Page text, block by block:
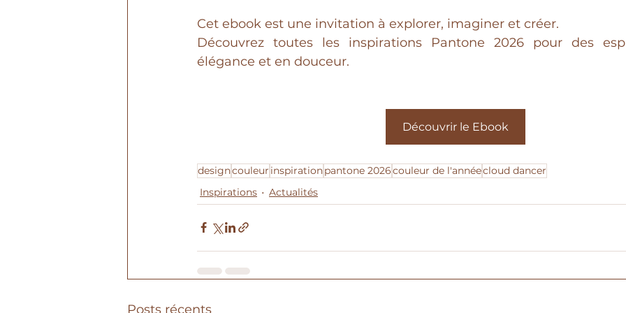
Cet ebook est une invitation à explorer, imaginer et créer.
Découvrez toutes les inspirations Pantone 2026 pour des
élégance et en douceur.
Découvrir le Ebook
designcouleur inspirationpantone 2026couleur de l'annéecloud dancer
Inspirations
Actualités
Posts récents